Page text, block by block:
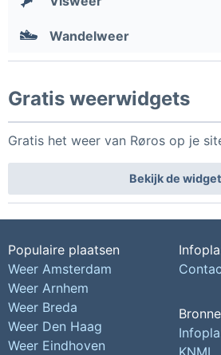
Wandelweer
Gratis weerwidgets
Gratis het weer van Røros op je
Bekijk de
Populaire plaatsen
Weer Amsterdam
Weer Arnhem
Weer Breda
Weer Den Haag
Weer Eindhoven